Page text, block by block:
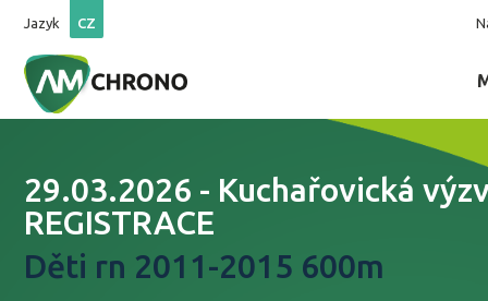
Jazyk CZ
29.03.2026 - Kuchařovická
REGISTRACE
Děti rn 2011-2015 600m